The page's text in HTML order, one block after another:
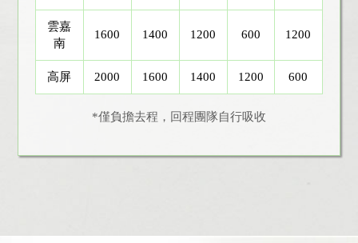
雲嘉
南
1600 1400 1200 600 1200
高屏 2000 1600 1400 1200 600
*僅負擔去程，回程團隊自行吸收